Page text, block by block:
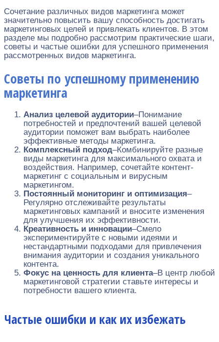
Сочетание различных видов маркетинга может
значительно повысить вашу способность достигать
маркетинговых целей и привлекать клиентов. В этом
разделе мы подробно рассмотрим практические шаги,
советы и частые ошибки для успешного применения
рассмотренных видов маркетинга.
Советы по успешному применению
маркетинга
Анализ целевой аудитории–Понимание
потребностей и предпочтений вашей целевой
аудитории поможет вам выбрать наиболее
эффективные методы маркетинга.
Комплексный подход–Комбинируйте разные
виды маркетинга для максимального охвата и
воздействия. Например, сочетайте контент-
маркетинг с социальным и вирусным
маркетингом.
Постоянный мониторинг и оптимизация–
Регулярно отслеживайте результаты
маркетинговых кампаний и вносите изменения
для улучшения их эффективности.
Креативность и инновации–Смело
экспериментируйте с новыми идеями и
нестандартными подходами для привлечения
внимания аудитории и создания уникального
контента.
Фокус на ценность для клиента–В центр любой
маркетинговой стратегии ставьте интересы и
потребности вашего клиента.
Частые ошибки и как их избежать